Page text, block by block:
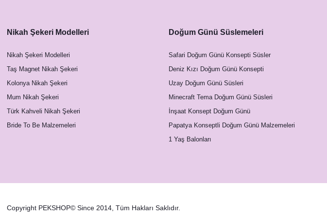
Nikah Şekeri Modelleri
Nikah Şekeri Modelleri
Taş Magnet Nikah Şekeri
Kolonya Nikah Şekeri
Mum Nikah Şekeri
Türk Kahveli Nikah Şekeri
Bride To Be Malzemeleri
Doğum Günü Süslemeleri
Safari Doğum Günü Konsepti Süsler
Deniz Kızı Doğum Günü Konsepti
Uzay Doğum Günü Süsleri
Minecraft Tema Doğum Günü Süsleri
İnşaat Konsept Doğum Günü
Papatya Konseptli Doğum Günü Malzemeleri
1 Yaş Balonları
Copyright PEKSHOP© Since 2014, Tüm Hakları Saklıdır.